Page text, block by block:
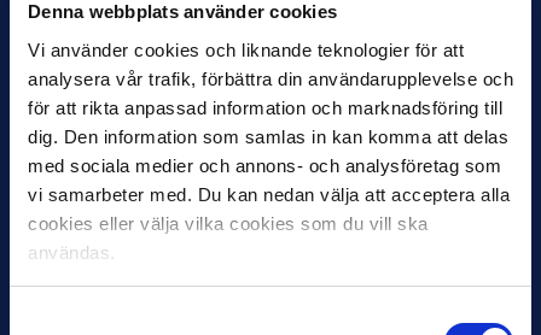
Denna webbplats använder cookies
Vi använder cookies och liknande teknologier för att
analysera vår trafik, förbättra din användarupplevelse och
för att rikta anpassad information och marknadsföring till
dig. Den information som samlas in kan komma att delas
med sociala medier och annons- och analysföretag som
vi samarbeter med. Du kan nedan välja att acceptera alla
cookies eller välja vilka cookies som du vill ska
användas.
Juni: Billy Magnusson, Landskrona BoIS
alla
Augusti:Jörgen Lennartsson, Helsingborgs IF–
Kenneth Storviks Fotbollsstiftelsen
September:Henrik Åhnstrand, GIF Sundsvall –
Hitta fram
Oktober:Robin Asterhed/Jonas Thern, IFK Värnamo
– Nattfotboll
November:
Football